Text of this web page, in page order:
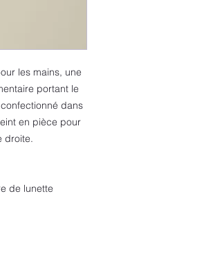
les mains, une
portant le
dans
en pièce pour
droite.
de lunette